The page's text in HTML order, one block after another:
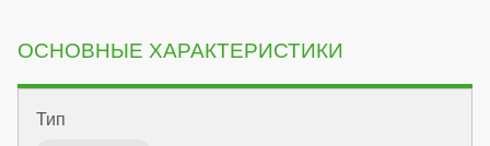
ОСНОВНЫЕ ХАРАКТЕРИСТИКИ
Тип